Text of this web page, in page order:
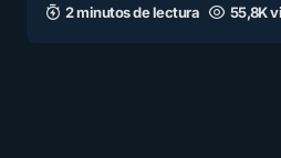
2 minutos de lectura 55,8K